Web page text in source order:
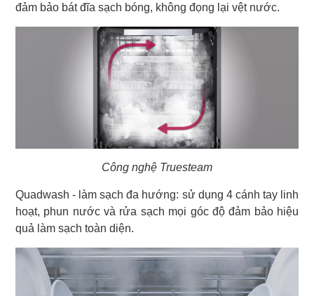
đảm bảo bát đĩa sạch bóng, không đọng lại vệt nước.
Công nghệ Truesteam
Quadwash - làm sạch đa hướng: sử dụng 4 cánh tay linh
hoạt, phun nước và rửa sạch mọi góc độ đảm bảo hiệu
quả làm sạch toàn diện.